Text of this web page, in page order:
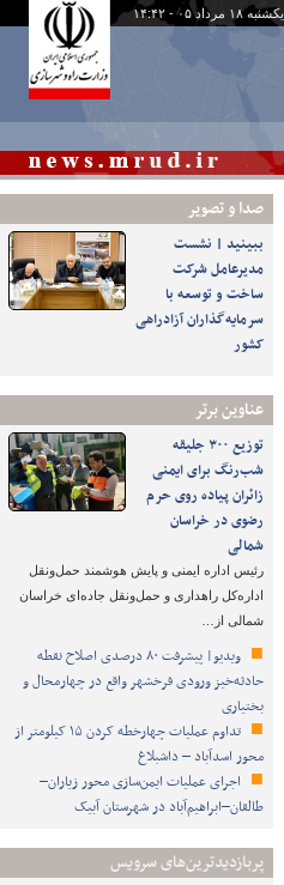
یکشنبه ۱۸ مرداد ۰۵ - ۱۴:۴۲
صدا و تصوير
ببینید | نشست
مدیرعامل شرکت
ساخت و توسعه با
سرمایه‌گذاران آزادراهی
کشور
عناوین برتر
توزیع ۳۰۰ جلیقه
شب‌رنگ برای ایمنی
زائران پیاده روی حرم
رضوی در خراسان
شمالی
رئیس اداره ایمنی و پایش هوشمند حمل‌ونقل
اداره‌کل راهداری و حمل‌ونقل جاده‌ای خراسان
شمالی از…
ویدیو| پیشرفت ۸۰ درصدی اصلاح نقطه
حادثه‌خیز ورودی فرخشهر واقع در چهارمحال و
بختیاری
تداوم عملیات چهارخطه کردن ۱۵ کیلومتر از
محور اسدآباد – داشبلاغ
اجرای عملیات ایمن‌سازی محور زیاران–
طالقان–ابراهیم‌آباد در شهرستان آبیک
پربازدیدترین‌های سرویس